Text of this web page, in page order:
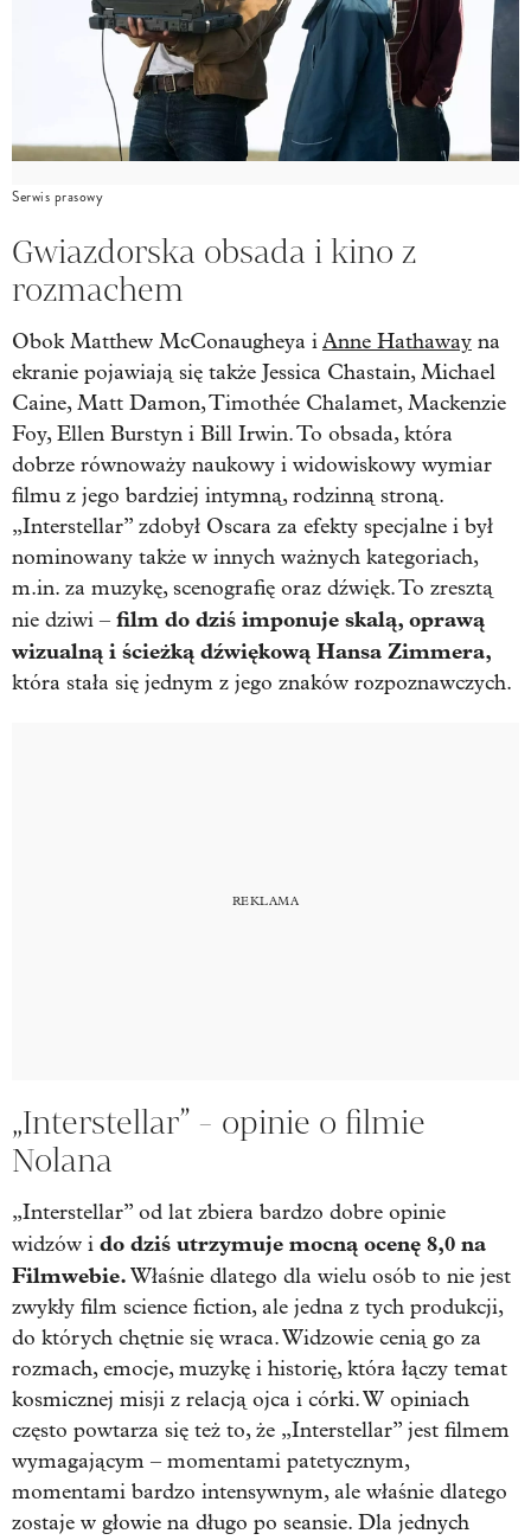
Serwis prasowy
Gwiazdorska obsada i kino z
rozmachem
Obok Matthew McConaugheya iAnne Hathaway na
ekranie pojawiają się także Jessica Chastain, Michael
Caine, Matt Damon, Timothée Chalamet, Mackenzie
Foy, Ellen Burstyn i Bill Irwin. To obsada, która
dobrze równoważy naukowy i widowiskowy wymiar
filmu z jego bardziej intymną, rodzinną stroną.
„Interstellar” zdobył Oscara za efekty specjalne i był
nominowany także w innych ważnych kategoriach,
m.in. za muzykę, scenografię oraz dźwięk. To zresztą
nie dziwi – film do dziś imponuje skalą, oprawą
wizualną i ścieżką dźwiękową Hansa Zimmera,
która stała się jednym z jego znaków rozpoznawczych.
„Interstellar” - opinie o filmie
Nolana
„Interstellar” od lat zbiera bardzo dobre opinie
widzów i do dziś utrzymuje mocną ocenę 8,0 na
Filmwebie.Właśnie dlatego dla wielu osób to nie jest
zwykły film science fiction, ale jedna z tych produkcji,
do których chętnie się wraca. Widzowie cenią go za
rozmach, emocje, muzykę i historię, która łączy temat
kosmicznej misji z relacją ojca i córki. W opiniach
często powtarza się też to, że „Interstellar” jest filmem
wymagającym – momentami patetycznym,
momentami bardzo intensywnym, ale właśnie dlatego
zostaje w głowie na długo po seansie. Dla jednych